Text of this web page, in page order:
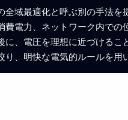
全域最適化と呼ぶ別の手法
費電力、ネットワーク内で
に、電圧を理想に近づける
り、明快な電気的ルールを用